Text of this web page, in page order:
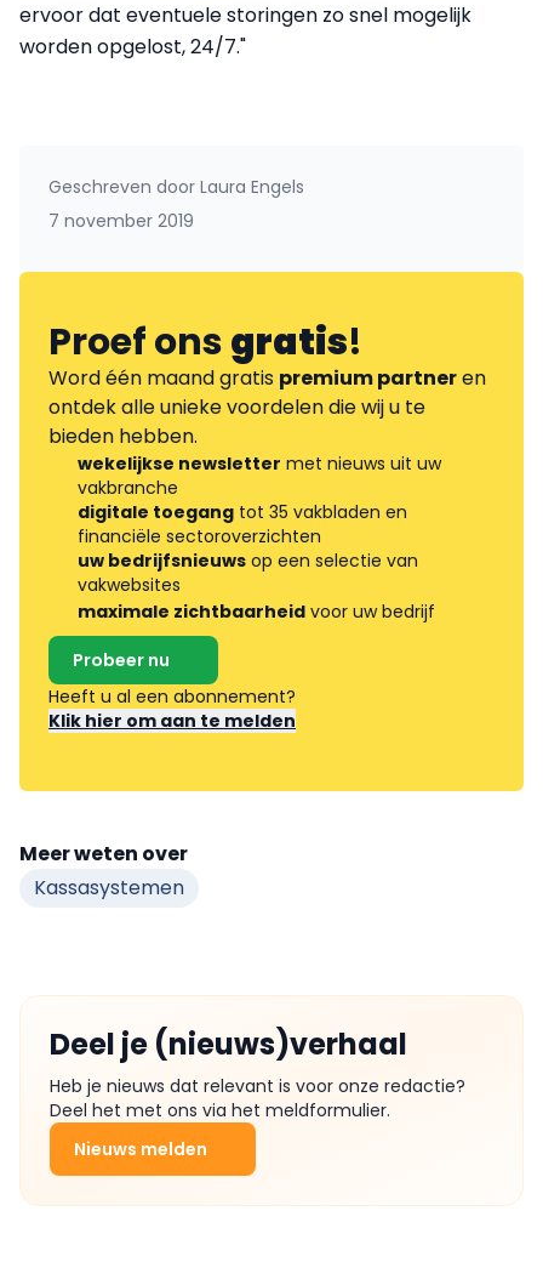
ervoor dat eventuele storingen zo snel mogelijk
worden opgelost, 24/7."
Geschreven door Laura Engels
7 november 2019
Proef onsgratis!
Word één maand gratis premium partneren
ontdek alle unieke voordelen die wij u te
bieden hebben.
wekelijkse newsletter met nieuws uit uw
vakbranche
digitale toegang tot 35 vakbladen en
financiële sectoroverzichten
uw bedrijfsnieuws op een selectie van
vakwebsites
maximale zichtbaarheid voor uw bedrijf
Probeer nu
Heeft u al een abonnement?
Klik hier om aan te melden
Meer weten over
Kassasystemen
Deel je (nieuws)verhaal
Heb je nieuws dat relevant is voor onze redactie?
Deel het met ons via het meldformulier.
Nieuws melden